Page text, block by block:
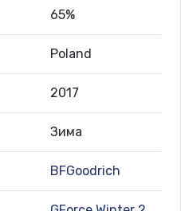
65%
Poland
2017
Зима
BFGoodrich